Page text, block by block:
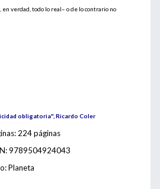
verdad, todo lo real– o de lo contrario no
obligatoria", Ricardo Coler
224 páginas
9789504924043
Planeta